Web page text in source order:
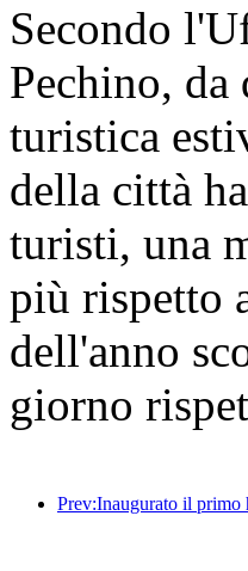
Secondo
Pechino, da
turistica
della città
turisti, una
più rispetto
dell'anno
giorno